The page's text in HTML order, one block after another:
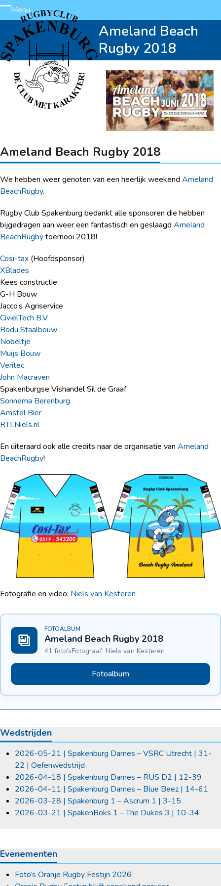
Skip
to
content
Menu
Open
mobile
menu
Close
mobile
menu
Ameland Beach
Rugby 2018
Ameland Beach Rugby 2018
We hebben weer genoten van een heerlijk weekend Ameland
BeachRugby.
Rugby Club Spakenburg bedankt alle sponsoren die hebben
bijgedragen aan weer een fantastisch en geslaagd Ameland
BeachRugbytoernooi 2018!
Cosi-tax (Hoofdsponsor)
XBlades
Kees constructie
G-H Bouw
Jacco’s Agriservice
CivielTech B.V.
Bodu Staalbouw
Nobeltje
Muijs Bouw
Veritec
John Macraven
Spakenburgse Vishandel Sil de Graaf
Sonnema Berenburg
Amstel Bier
RTLNiels.nl
En uiteraard ook alle credits naar de organisatie van Ameland
BeachRugby!
Fotografie en video: Niels van Kesteren
FOTOALBUM
Ameland Beach Rugby 2018
41 foto’sFotograaf: Niels van Kesteren
Fotoalbum
Wedstrijden
2026-05-21 | Spakenburg Dames – VSRC Utrecht | 31-
22 | Oefenwedstrijd
2026-04-18 | Spakenburg Dames – RUS D2 | 12-39
2026-04-11 | Spakenburg Dames – Blue Beez | 14-61
2026-03-28 | Spakenburg 1 – Ascrum 1 | 3-15
2026-03-21 | SpakenBoks 1 – The Dukes 3 | 10-34
Evenementen
Foto’s Oranje Rugby Festijn 2026